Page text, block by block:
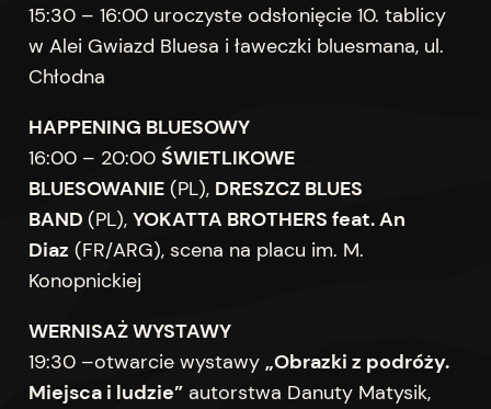
15:30 – 16:00 uroczyste odsłonięcie 10. tablicy
w Alei Gwiazd Bluesa i ławeczki bluesmana, ul.
Chłodna
HAPPENING BLUESOWY
16:00 – 20:00 ŚWIETLIKOWE
BLUESOWANIE(PL), DRESZCZ BLUES
BAND (PL), YOKATTA BROTHERS feat. An
Diaz (FR/ARG), scena na placu im. M.
Konopnickiej
WERNISAŻ WYSTAWY
19:30 –otwarcie wystawy „Obrazki z podróży.
Miejsca i ludzie”autorstwa Danuty Matysik,